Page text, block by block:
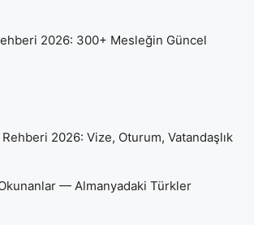
2026: 300+ Mesleğin Güncel
2026: Vize, Oturum, Vatandaşlık
— Almanyadaki Türkler